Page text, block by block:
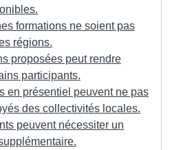
formations ne soient pas
régions.
proposées peut rendre
participants.
en présentiel peuvent ne pas
des collectivités locales.
peuvent nécessiter un